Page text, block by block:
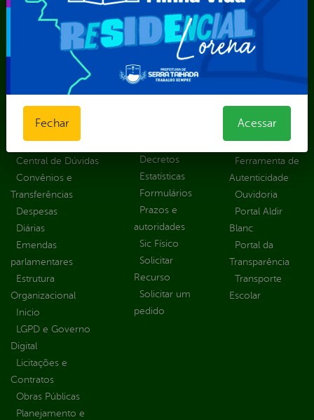
Superintendência de Trânsito e Transportes de Serra
Talhada-STTRANS
Transparência, Fiscalização e Controle
Portal da
Transparência
Educação
Saúde
Atos normativos
Central de Dúvidas
Convênios e
Transferências
Despesas
Diárias
Emendas
parlamentares
Estrutura
Organizacional
Inicio
LGPD e Governo
Digital
Licitações e
Contratos
Obras Públicas
Planejamento e
E-sic
Como
Decretos
Estatísticas
Formulários
Prazos e
autoridades
Sic Físico
Solicitar
Recurso
Solicitar um
pedido
Outros
Serviços
Serviços
E-sic
Ferramenta de
Autenticidade
Ouvidoria
Portal Aldir
Blanc
Portal da
Transparência
Transporte
Escolar
Fechar Acessar